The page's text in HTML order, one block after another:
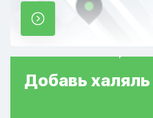
Добавь халяль